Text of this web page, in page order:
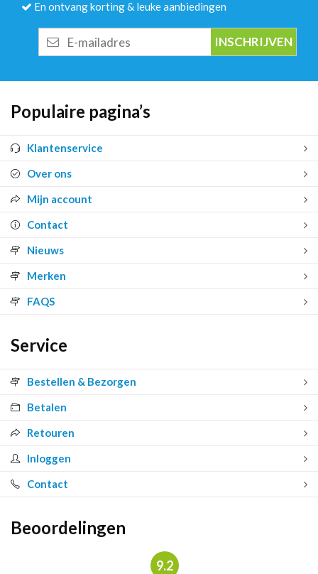
En ontvang korting & leuke aanbiedingen
mailadres
Populaire pagina’s
Klantenservice
Over ons
Mijn account
Contact
Nieuws
Merken
FAQS
Service
Bestellen & Bezorgen
Betalen
Retouren
Inloggen
Contact
Beoordelingen
9.2